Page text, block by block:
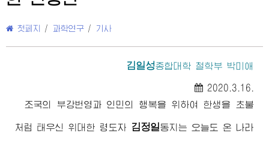
첫페지 / 과학연구 / 기사
김일성종합대학 철학부 박미애
2020.3.16.
조국의 부강번영과 인민의 행복을 위하여 한생을 초불
처럼 태우신위대한 령도자 김정일동지 는 오늘도 온 나라